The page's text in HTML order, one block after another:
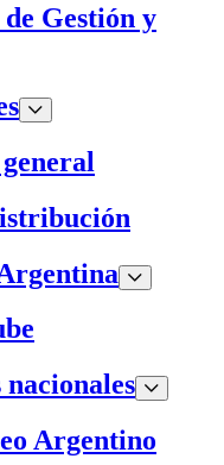
Gestión y
Argentino